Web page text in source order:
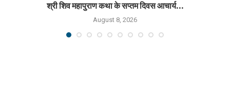
श्री शिव महापुराण कथा के सप्तम दिवस आचार्य...
August 8, 2026